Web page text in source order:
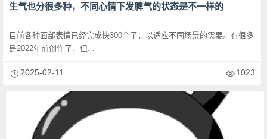
生气也分很多种，不同心情下发脾气的状态是不一样的
目前各种面部表情已经完成快300个了，以适应不同场景的需要。有很多
是2022年前创作了，但...
2025-02-11 1023